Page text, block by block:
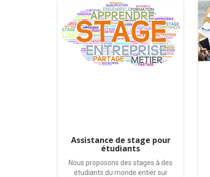
Assistance de stage pour
étudiants
Nous proposons des stages à des
étudiants du monde entier sur